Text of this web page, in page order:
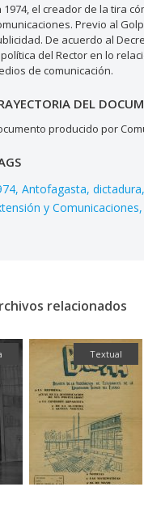
1974, el creador de la tira
Previo al
De acuerdo al
del Rector en lo
de comunicación.
DEL
producido por
Antofagasta dictadura
y Comunicaciones
relacionados
Textual